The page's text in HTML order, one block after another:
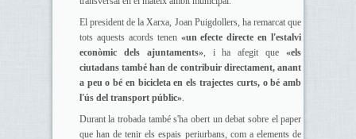
El president de la Xarxa, Joan Puigdollers, ha remarcat que
tots aquests acords tenen «un efecte directe en l'estalvi
econòmic dels ajuntaments», i ha afegit que«els
ciutadans també han de contribuir directament, anant
a peu o bé en bicicleta en els trajectes curts, o bé amb
l'ús del transport públic».
Durant la trobada també s'ha obert un debat sobre el paper
que han de tenir els espais periurbans, com a elements de